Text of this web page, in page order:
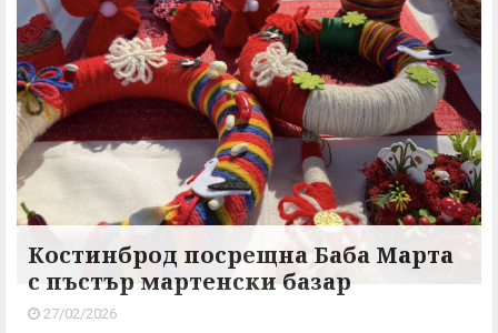
Костинброд посрещна Баба Марта
с пъстър мартенски базар
27/02/2026